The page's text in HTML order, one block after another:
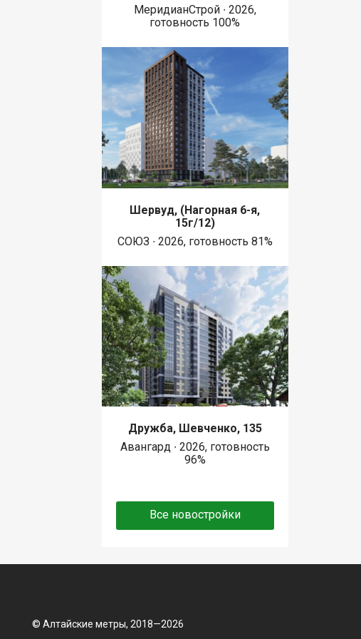
МеридианСтрой ∙ 2026,
готовность 100%
Шервуд, (Нагорная 6-я,
15г/12)
СОЮЗ ∙ 2026, готовность 81%
Дружба, Шевченко, 135
Авангард ∙ 2026, готовность
96%
Все новостройки
© Алтайские метры, 2018—2026